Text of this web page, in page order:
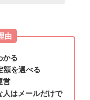
由
かる
額を選べる
営
人はメールだけで